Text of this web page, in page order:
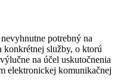
potrebný na
konkrétnej služby, o ktorú
na účel uskutočnenia
elektronickej komunikačnej